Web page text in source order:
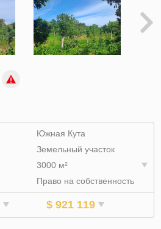
Южная Кута
Земельный участок
3000 м²
Право на собственность
$ 921 119